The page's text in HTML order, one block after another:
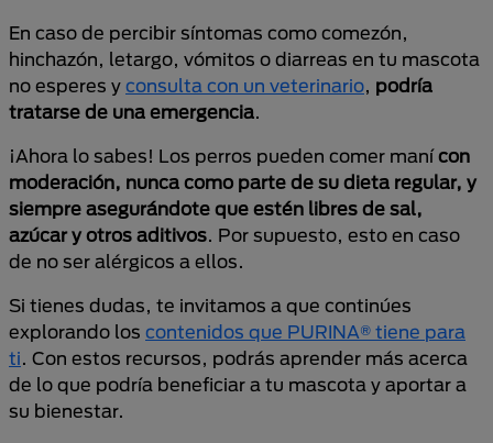
En caso de percibir síntomas como comezón,
hinchazón, letargo, vómitos o diarreas en tu mascota
no esperes y consulta con un veterinario, podría
tratarse de una emergencia.
¡Ahora lo sabes! Los perros pueden comer manícon
moderación, nunca como parte de su dieta regular, y
siempre asegurándote que estén libres de sal,
azúcar y otros aditivos. Por supuesto, esto en caso
de no ser alérgicos a ellos.
Si tienes dudas, te invitamos a que continúes
explorando los contenidos que PURINA® tiene para
ti. Con estos recursos, podrás aprender más acerca
de lo que podría beneficiar a tu mascota y aportar a
su bienestar.